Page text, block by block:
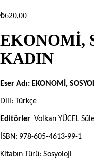
₺620,00
EKONOMİ,
KADIN
Eser Adı: EKONOMİ,
Dili: Türkçe
Editörler Volkan YÜCEL
İSBN: 978-605-4613-99-1
Kitabın Türü: Sosyoloji